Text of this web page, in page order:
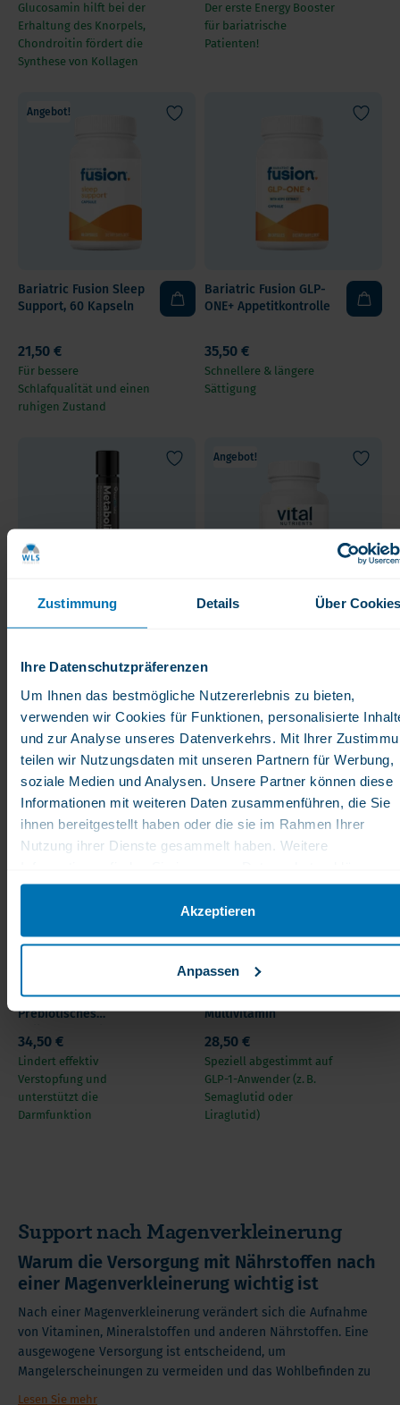
Zustimmung Details Über
Ihre Datenschutzpräferenzen
Um Ihnen das bestmögliche Nutzererlebnis zu bieten,
verwenden wir Cookies für Funktionen, personalisierte
und zur Analyse unseres Datenverkehrs. Mit Ihrer
teilen wir Nutzungsdaten mit unseren Partnern für Werbung,
soziale Medien und Analysen. Unsere Partner können diese
Informationen mit weiteren Daten zusammenführen, die Sie
ihnen bereitgestellt haben oder die sie im Rahmen Ihrer
Nutzung ihrer Dienste gesammelt haben. Weitere
Akzeptieren
Anpassen
Glucosamin hilft bei der
Erhaltung des Knorpels,
Chondroitin fördert die
Synthese von Kollagen
Der erste Energy Booster
für bariatrische
Patienten!
Angebot!
Bariatric Fusion Sleep
Support, 60 Kapseln
21,50 €
Für bessere
Schlafqualität und einen
ruhigen Zustand
Bariatric Fusion GLP-
ONE+ Appetitkontrolle
35,50 €
Schnellere & längere
Sättigung
Metabolism Plus
39,00 €
Den Stoffwechsel mit
Methylenblau ankurbeln
Angebot!
Breitspektrum
69,00 €
Fördert langfristig eine
stabile
Appetitregulierung
ONE Support
Prebiotisches
Nicht lieferbar
34,50 €
Lindert effektiv
Verstopfung und
unterstützt die
Darmfunktion
Bariatric Fusion GLP-
ONE Support
Multivitamin
28,50 €
Speziell abgestimmt auf
GLP-1-Anwender (z. B.
Semaglutid oder
Liraglutid)
Support nach Magenverkleinerung
Warum die Versorgung mit Nährstoffen nach
einer Magenverkleinerung wichtig ist
Nach einer Magenverkleinerung verändert sich die Aufnahme
von Vitaminen, Mineralstoffen und anderen Nährstoffen. Eine
ausgewogene Versorgung ist entscheidend, um
Mangelerscheinungen zu vermeiden und das Wohlbefinden zu
unterstützen.
Lesen Sie mehr